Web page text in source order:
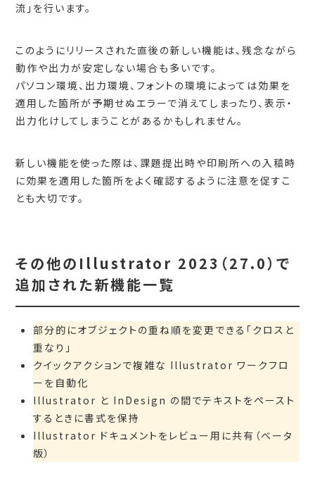
流」を行います。
このようにリリースされた直後の新しい機能は、残念ながら
動作や出力が安定しない場合も多いです。
パソコン環境、出力環境、フォントの環境によっては効果を
適用した箇所が予期せぬエラーで消えてしまったり、表示・
出力化けしてしまうことがあるかもしれません。
新しい機能を使った際は、課題提出時や印刷所への入稿時
に効果を適用した箇所をよく確認するように注意を促すこ
とも大切です。
その他のIllustrator 2023（27.0）で
追加された新機能一覧
部分的にオブジェクトの重ね順を変更できる「クロスと
重なり」
クイックアクションで複雑な Illustrator ワークフロ
ーを自動化
Illustrator と InDesign の間でテキストをペースト
するときに書式を保持
Illustrator ドキュメントをレビュー用に共有（ベータ
版）